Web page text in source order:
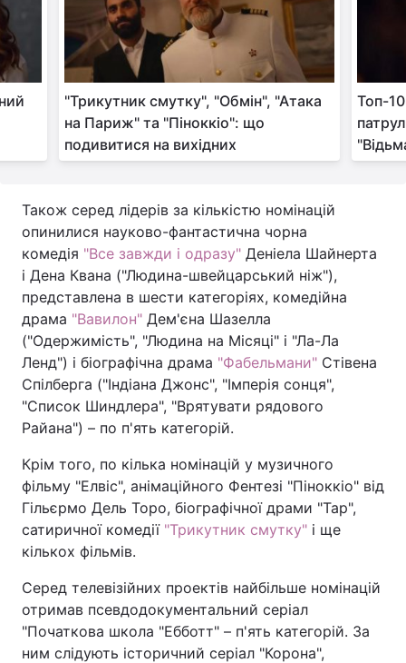
"Трикутник смутку", "Обмін", "Атака
на Париж" та "Піноккіо": що
подивитися на вихідних
Топ-
Також серед лідерів за кількістю номінацій
опинилися науково-фантастична чорна
комедія "Все завжди і одразу" Деніела Шайнерта
і Дена Квана ("Людина-швейцарський ніж"),
представлена в шести категоріях, комедійна
драма "Вавилон" Дем'єна Шазелла
("Одержимість", "Людина на Місяці" і "Ла-Ла
Ленд") і біографічна драма "Фабельмани" Стівена
Спілберга ("Індіана Джонс", "Імперія сонця",
"Список Шиндлера", "Врятувати рядового
Райана") – по п'ять категорій.
Крім того, по кілька номінацій у музичного
фільму "Елвіс", анімаційного Фентезі "Піноккіо" від
Гільєрмо Дель Торо, біографічної драми "Тар",
сатиричної комедії "Трикутник смутку" і ще
кількох фільмів.
Серед телевізійних проектів найбільше номінацій
отримав псевдодокументальний серіал
"Початкова школа "Ебботт" – п'ять категорій. За
ним слідують історичний серіал "Корона",